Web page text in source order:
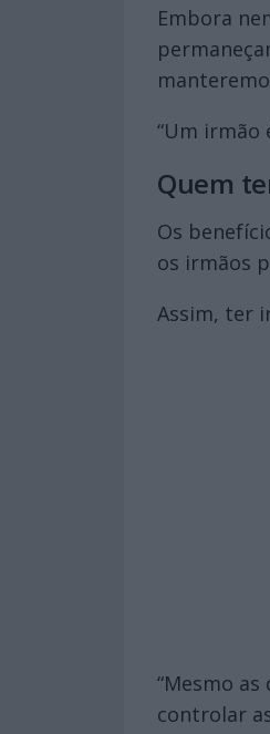
Embora
“Um irmão
Quem
Os
os irmãos
Assim, ter
“Mesmo
controlar